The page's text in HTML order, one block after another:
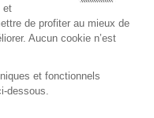
fenêtre)